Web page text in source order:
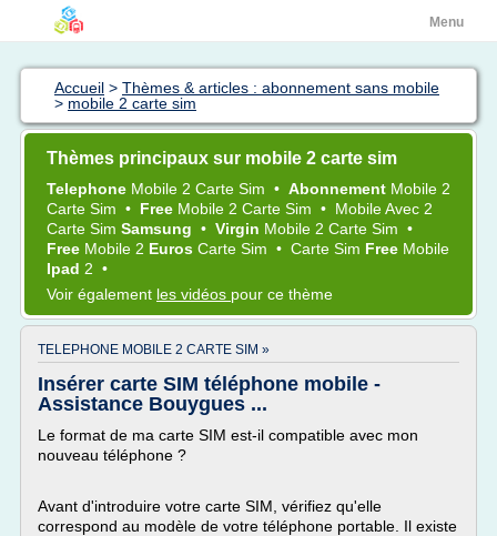
Menu
Accueil > Thèmes & articles : abonnement sans mobile
> mobile 2 carte sim
Thèmes principaux sur mobile 2 carte sim
Telephone Mobile 2 Carte Sim • Abonnement Mobile 2
Carte Sim • Free Mobile 2 Carte Sim • MobileAvec 2
Carte Sim Samsung • Virgin Mobile 2 Carte Sim •
Free Mobile 2 Euros Carte Sim • Carte Sim Free Mobile
Ipad 2 •
Voir également les vidéos pour ce thème
TELEPHONE MOBILE 2 CARTE SIM »
Insérer carte SIM téléphone mobile -
Assistance Bouygues ...
Le format de ma carte SIM est-il compatible avec mon
nouveau téléphone ?
Avant d'introduire votre carte SIM, vérifiez qu'elle
correspond au modèle de votre téléphone portable. Il existe